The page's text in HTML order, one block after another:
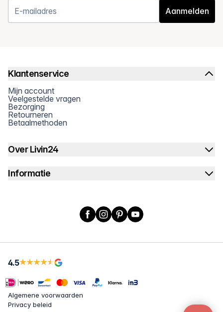
Aanmelden
Klantenservice
Mijn account
Veelgestelde vragen
Bezorging
Retourneren
Betaalmethoden
Over Livin24
Informatie
Facebook
Instagram
PinterestYouTube
4.5
Algemene voorwaarden
Privacy beleid